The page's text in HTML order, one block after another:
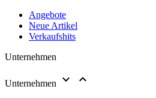
Angebote
Neue Artikel
Verkaufshits
Unternehmen
Unternehmen  